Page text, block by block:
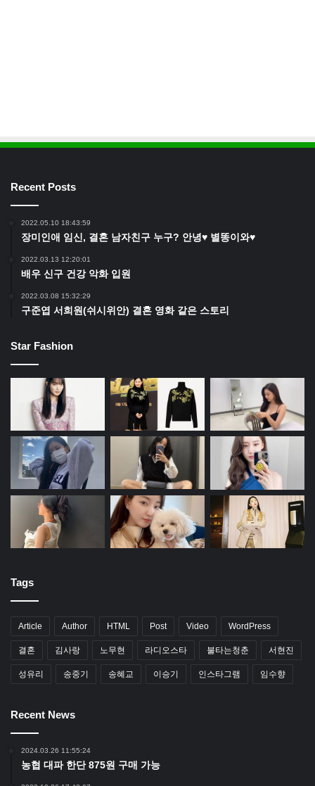
Recent Posts
2022.05.10 18:43:59
장미인애 임신, 결혼 남자친구 누구? 안녕♥ 별똥이와♥
2022.03.13 12:20:01
배우 신구 건강 악화 입원
2022.03.08 15:32:29
구준엽 서희원(쉬시위안) 결혼 영화 같은 스토리
Star Fashion
Tags
Article Author HTML Post Video WordPress
결혼 김사랑 노무현 라디오스타 불타는청춘 서현진
성유리 송중기 송혜교 이승기 인스타그램 임수향
Recent News
2024.03.26 11:55:24
농협 대파 한단 875원 구매 가능